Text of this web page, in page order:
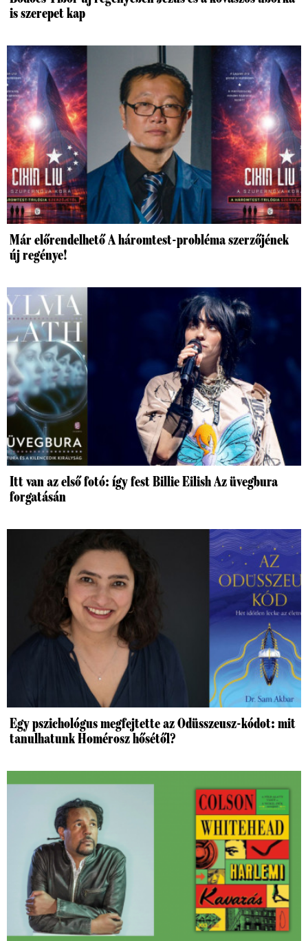
is szerepet kap
Már előrendelhető A háromtest-probléma szerzőjének
új regénye!
Itt van az első fotó: így fest Billie Eilish Az üvegbura
forgatásán
Egy pszichológus megfejtette az Odüsszeusz-kódot: mit
tanulhatunk Homérosz hősétől?